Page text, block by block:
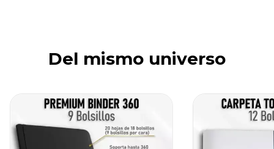
Del mismo universo